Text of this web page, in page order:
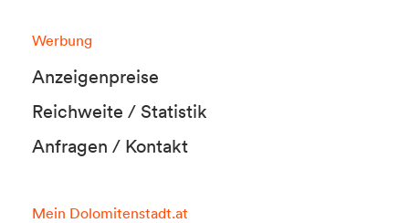
Werbung
Anzeigenpreise
Reichweite / Statistik
Anfragen / Kontakt
Mein Dolomitenstadt.at